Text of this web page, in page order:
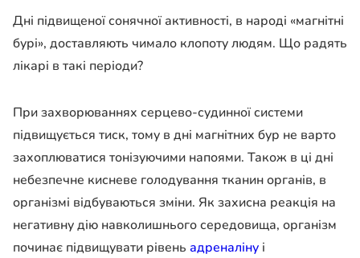
Дні підвищеної сонячної активності, в народі «магнітні
бурі», доставляють чимало клопоту людям. Що радять
лікарі в такі періоди?
При захворюваннях серцево-судинної системи
підвищується тиск, тому в дні магнітних бур не варто
захоплюватися тонізуючими напоями. Також в ці дні
небезпечне кисневе голодування тканин органів, в
організмі відбуваються зміни. Як захисна реакція на
негативну дію навколишнього середовища, організм
починає підвищувати рівень адреналіну і